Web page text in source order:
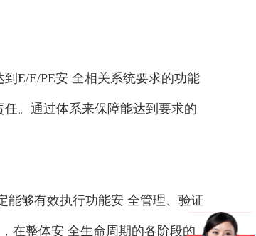
E/E/PE安 全相关系统要求的功能
。通过体系来保障能达到要求的
能够有效执行功能安 全管理、验证
在整体安 全生命周期的各阶段的